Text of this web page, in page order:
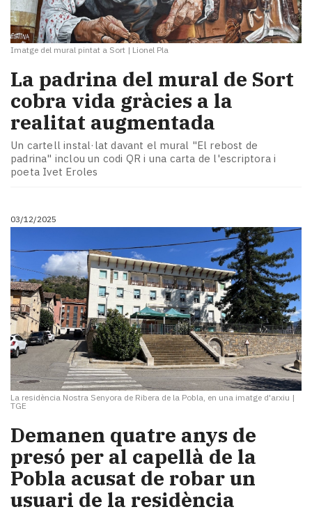
Imatge del mural pintat a Sort | Lionel Pla
La padrina del mural de Sort
cobra vida gràcies a la
realitat augmentada
Un cartell instal·lat davant el mural "El rebost de
padrina" inclou un codi QR i una carta de l'escriptora i
poeta Ivet Eroles
03/12/2025
La residència Nostra Senyora de Ribera de la Pobla, en una imatge d'arxiu |
TGE
Demanen quatre anys de
presó per al capellà de la
Pobla acusat de robar un
usuari de la residència